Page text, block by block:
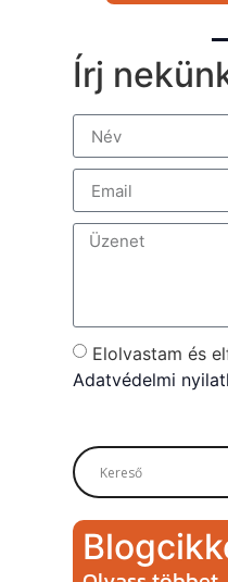
Írj
Elolvastam és
Adatvédelmi